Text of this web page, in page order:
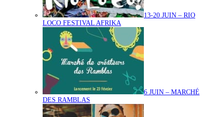
13-20 JUIN – RIO
LOCO FESTIVAL AFRIKA
6 JUIN – MARCHÉ
DES RAMBLAS